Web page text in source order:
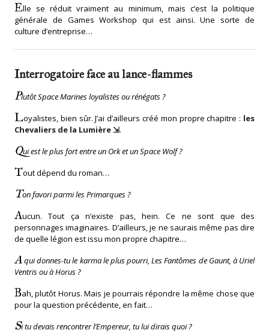
Elle se réduit vraiment au minimum, mais c’est la politique
générale de Games Workshop qui est ainsi. Une sorte de
culture d’entreprise…
Interrogatoire face au lance-flammes
Plutôt Space Marines loyalistes ou rénégats ?
Loyalistes, bien sûr. J’ai d’ailleurs créé mon propre chapitre : les
Chevaliers de la Lumière
.
Qui est le plus fort entre un Ork et un Space Wolf ?
Tout dépend du roman…
Ton favori parmi les Primarques ?
Aucun. Tout ça n’existe pas, hein. Ce ne sont que des
personnages imaginaires. D’ailleurs, je ne saurais même pas dire
de quelle légion est issu mon propre chapitre…
Aqui donnes-tu le karma le plus pourri, Les Fantômes de Gaunt, à Uriel
Ventris ou à Horus ?
Bah, plutôt Horus. Mais je pourrais répondre la même chose que
pour la question précédente, en fait…
Si tu devais rencontrer l’Empereur, tu lui dirais quoi ?